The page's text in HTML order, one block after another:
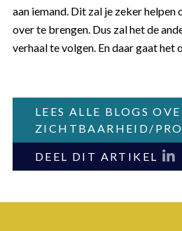
aan iemand. Dit zal je zeker
over te brengen. Dus zal het de
verhaal te volgen. En daar gaat het
LEES ALLE BLOGS
ZICHTBAARHEID/
DEEL DIT ARTIKEL